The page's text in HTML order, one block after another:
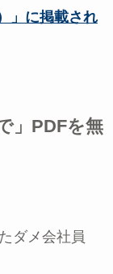
」に掲載され
」PDFを無
ダメ会社員